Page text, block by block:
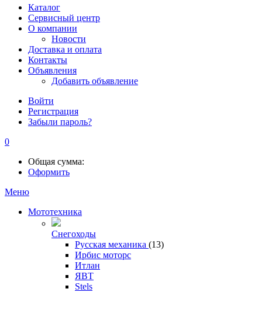
Каталог
Сервисный центр
О компании
Новости
Доставка и оплата
Контакты
Объявления
Добавить объявление
Войти
Регистрация
Забыли пароль?
0
Общая сумма:
Оформить
Меню
Мототехника
Снегоходы
Русская механика (13)
Ирбис моторс
Итлан
ЯВТ
Stels